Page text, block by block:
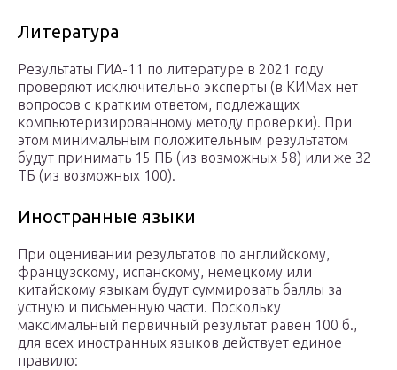
Литература
Результаты ГИА-11 по литературе в 2021 году
проверяют исключительно эксперты (в КИМах нет
вопросов с кратким ответом, подлежащих
компьютеризированному методу проверки). При
этом минимальным положительным результатом
будут принимать 15 ПБ (из возможных 58) или же 32
ТБ (из возможных 100).
Иностранные языки
При оценивании результатов по английскому,
французскому, испанскому, немецкому или
китайскому языкам будут суммировать баллы за
устную и письменную части. Поскольку
максимальный первичный результат равен 100 б.,
для всех иностранных языков действует единое
правило: